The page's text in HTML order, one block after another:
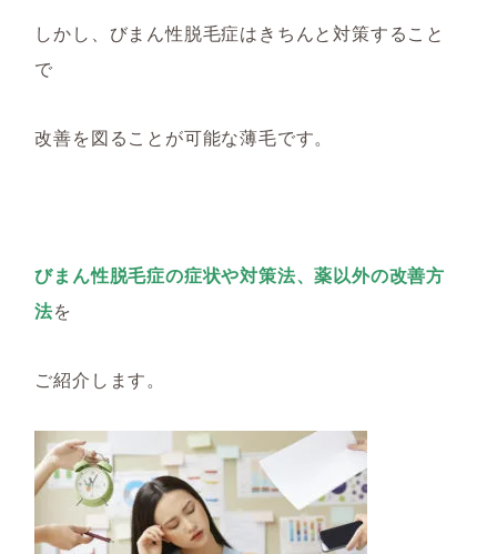
しかし、びまん性脱毛症はきちんと対策すること
で
改善を図ることが可能な薄毛です。
びまん性脱毛症の症状や対策法、薬以外の改善方
法を
ご紹介します。